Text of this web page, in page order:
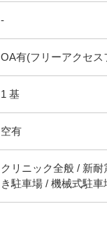
-
OA有(フリーアクセス
1 基
空有
クリニック全般 / 新
き駐車場 / 機械式駐車